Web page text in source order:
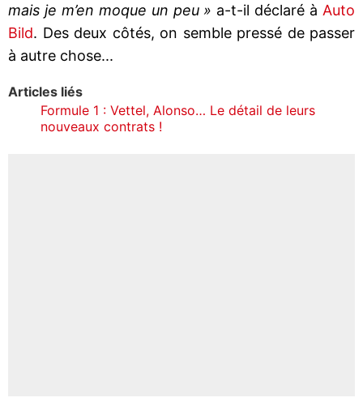
mais je m’en moque un peu » a-t-il déclaré à Auto
Bild. Des deux côtés, on semble pressé de passer
à autre chose...
Articles liés
Formule 1 : Vettel, Alonso… Le détail de leurs
nouveaux contrats !